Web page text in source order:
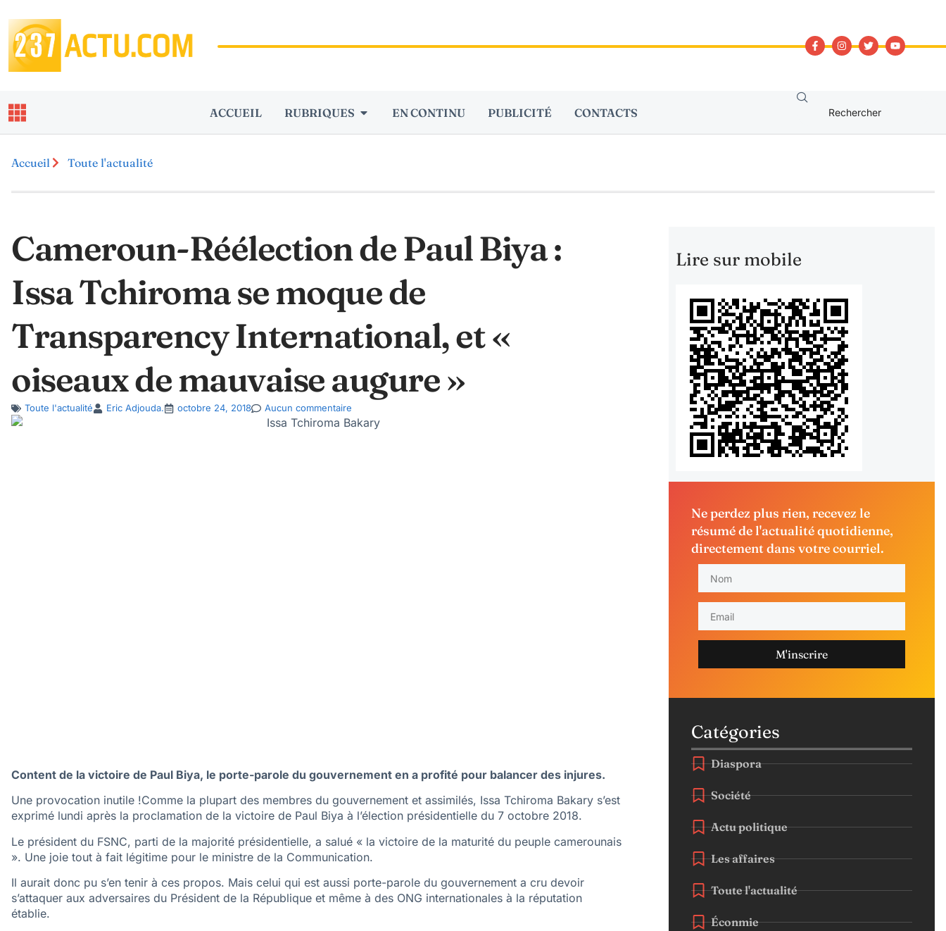
ACCUEIL RUBRIQUES EN CONTINU PUBLICITÉ CONTACTS
Accueil Toute l'actualité
Cameroun-Réélection de Paul Biya :
Issa Tchiroma se moque de
Transparency International, et «
oiseaux de mauvaise augure »
Toute l'actualité Eric Adjouda. octobre 24, 2018 Aucun commentaire
Content de la victoire de Paul Biya, le porte-parole du gouvernement en a profité pour balancer des injures.
Une provocation inutile !Comme la plupart des membres du gouvernement et assimilés, Issa Tchiroma Bakary s’est
exprimé lundi après la proclamation de la victoire de Paul Biya à l’élection présidentielle du 7 octobre 2018.
Le président du FSNC, parti de la majorité présidentielle, a salué « la victoire de la maturité du peuple camerounais
». Une joie tout à fait légitime pour le ministre de la Communication.
Il aurait donc pu s’en tenir à ces propos. Mais celui qui est aussi porte-parole du gouvernement a cru devoir
s’attaquer aux adversaires du Président de la République et même à des ONG internationales à la réputation
établie.
Lire sur mobile
Ne perdez plus rien, recevez le
résumé de l'actualité quotidienne,
directement dans votre courriel.
M'inscrire
Catégories
Diaspora
Société
Actu politique
Les affaires
Toute l'actualité
Éconmie